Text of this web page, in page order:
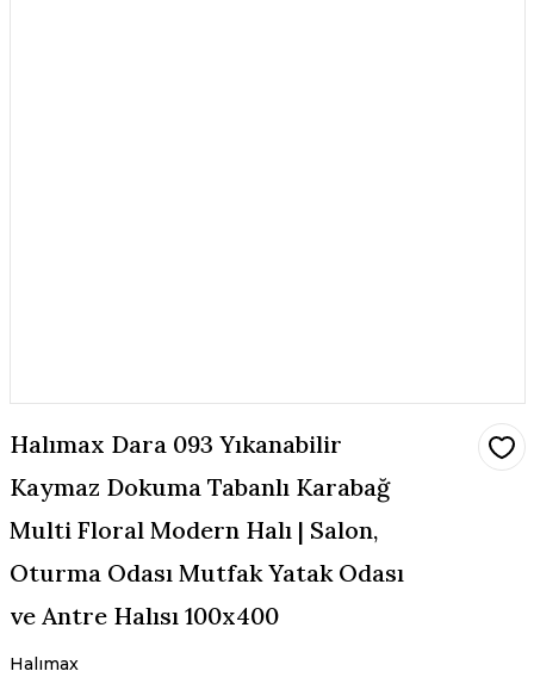
Halımax Dara 093 Yıkanabilir
Kaymaz Dokuma Tabanlı Karabağ
Multi Floral Modern Halı | Salon,
Oturma Odası Mutfak Yatak Odası
ve Antre Halısı 100x400
Halımax